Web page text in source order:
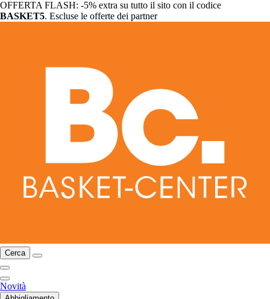
OFFERTA FLASH: -5% extra su tutto il sito con il codice
BASKET5. Escluse le offerte dei partner
Cerca
Novità